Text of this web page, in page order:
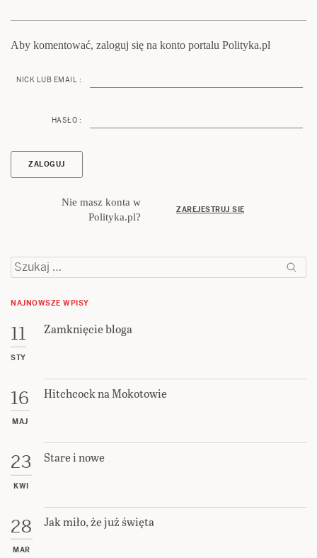
Aby komentować, zaloguj się na konto portalu Polityka.pl
NICK LUB EMAIL :
HASŁO :
Nie masz konta w
Polityka.pl?
ZAREJESTRUJ SIĘ
Szukaj:
NAJNOWSZE WPISY
11
STY
Zamknięcie bloga
16
MAJ
Hitchcock na Mokotowie
23
KWI
Stare i nowe
28
MAR
Jak miło, że już święta